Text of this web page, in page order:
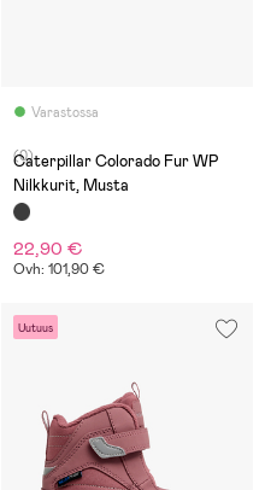
Varastossa
(0)
Caterpillar Colorado Fur WP
Nilkkurit, Musta
22,90 €
Ovh: 101,90 €
Uutuus